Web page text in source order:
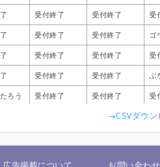
受付終了 受付終了 受
受付終了 受付終了 ゴ
受付終了 受付終了 受
受付終了 受付終了 ぶ
ろう 受付終了 受付終了 受
受付終了 受
受付終了 受付終了 受
受付終了 受付終了 ゴ
受付終了 受付終了 受
受付終了 受付終了 ぶ
ろう 受付終了 受付終了 受
受付終了 受
受付終了 受付終了 受
受付終了 受付終了 ゴ
受付終了 受付終了 受
受付終了 受付終了 ぶ
ろう 受付終了 受付終了 受
受付終了 受
受付終了 受付終了 受
受付終了 受付終了 ゴ
受付終了 受付終了 受
受付終了 受付終了 ぶ
ろう 受付終了 受付終了 受
受付終了 受
→CSVダウン